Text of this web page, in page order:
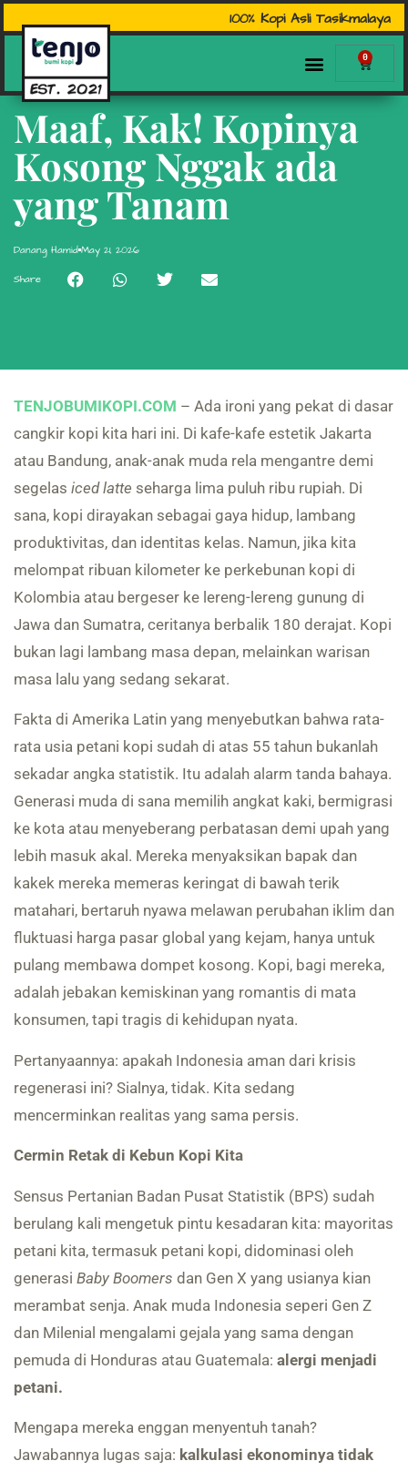
100% Kopi Asli Tasikmalaya
0
Maaf, Kak! Kopinya
Kosong Nggak ada
yang Tanam
Danang Hamid May 21, 2026
Share
TENJOBUMIKOPI.COM – Ada ironi yang pekat di dasar
cangkir kopi kita hari ini. Di kafe-kafe estetik Jakarta
atau Bandung, anak-anak muda rela mengantre demi
segelas iced latte seharga lima puluh ribu rupiah. Di
sana, kopi dirayakan sebagai gaya hidup, lambang
produktivitas, dan identitas kelas. Namun, jika kita
melompat ribuan kilometer ke perkebunan kopi di
Kolombia atau bergeser ke lereng-lereng gunung di
Jawa dan Sumatra, ceritanya berbalik 180 derajat. Kopi
bukan lagi lambang masa depan, melainkan warisan
masa lalu yang sedang sekarat.
Fakta di Amerika Latin yang menyebutkan bahwa rata-
rata usia petani kopi sudah di atas 55 tahun bukanlah
sekadar angka statistik. Itu adalah alarm tanda bahaya.
Generasi muda di sana memilih angkat kaki, bermigrasi
ke kota atau menyeberang perbatasan demi upah yang
lebih masuk akal. Mereka menyaksikan bapak dan
kakek mereka memeras keringat di bawah terik
matahari, bertaruh nyawa melawan perubahan iklim dan
fluktuasi harga pasar global yang kejam, hanya untuk
pulang membawa dompet kosong. Kopi, bagi mereka,
adalah jebakan kemiskinan yang romantis di mata
konsumen, tapi tragis di kehidupan nyata.
Pertanyaannya: apakah Indonesia aman dari krisis
regenerasi ini? Sialnya, tidak. Kita sedang
mencerminkan realitas yang sama persis.
Cermin Retak di Kebun Kopi Kita
Sensus Pertanian Badan Pusat Statistik (BPS) sudah
berulang kali mengetuk pintu kesadaran kita: mayoritas
petani kita, termasuk petani kopi, didominasi oleh
generasi Baby Boomers dan Gen X yang usianya kian
merambat senja. Anak muda Indonesia seperi Gen Z
dan Milenial mengalami gejala yang sama dengan
pemuda di Honduras atau Guatemala: alergi menjadi
petani.
Mengapa mereka enggan menyentuh tanah?
Jawabannya lugas saja: kalkulasi ekonominya tidak